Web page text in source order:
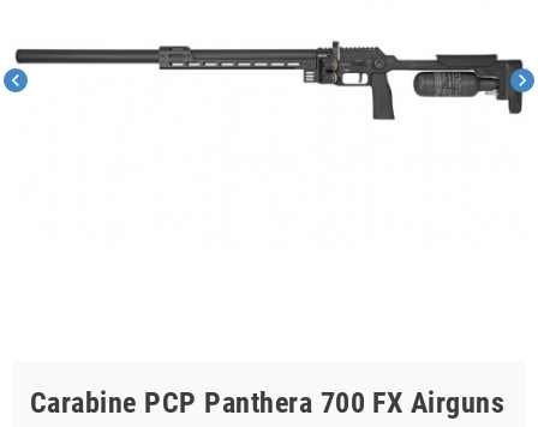
chevron_left chevron_right
Carabine PCP Panthera 700 FX Airguns